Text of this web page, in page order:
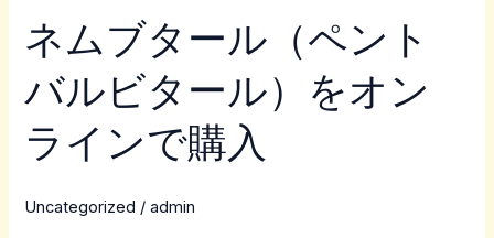
ネムブタール（ペント
バルビタール）をオン
ラインで購入
Uncategorized /admin
ネ
ム
ブ
ー
（ペ